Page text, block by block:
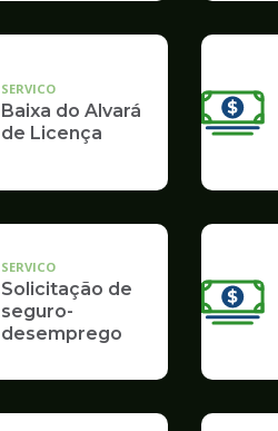
SERVICO
Baixa do Alvará
de Licença
SERVICO
Solicitação de
seguro-
desemprego